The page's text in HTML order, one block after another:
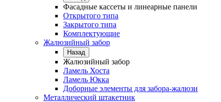
Фасадные кассеты и линеарные панели
Открытого типа
Закрытого типа
Комплектующие
Жалюзийный забор
Назад
Жалюзийный забор
Ламель Хоста
Ламель Юкка
Доборные элементы для забора-жалюзи
Металлический штакетник